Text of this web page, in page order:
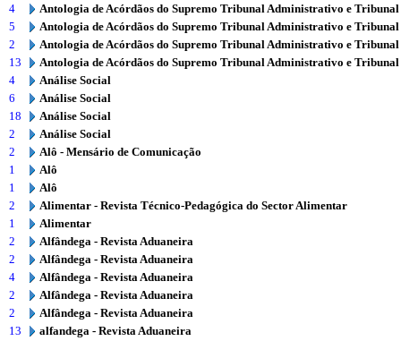
4
Antologia de Acórdãos do Supremo Tribunal Administrativo e
5
Antologia de Acórdãos do Supremo Tribunal Administrativo e
2
Antologia de Acórdãos do Supremo Tribunal Administrativo e
13
Antologia de Acórdãos do Supremo Tribunal Administrativo e
4
Análise Social
6
Análise Social
18
Análise Social
2
Análise Social
2
Alô - Mensário de Comunicação
1
Alô
1
Alô
2
Alimentar - Revista Técnico-Pedagógica do Sector Alimentar
1
Alimentar
2
Alfândega - Revista Aduaneira
2
Alfândega - Revista Aduaneira
4
Alfândega - Revista Aduaneira
2
Alfândega - Revista Aduaneira
2
Alfândega - Revista Aduaneira
13
alfandega - Revista Aduaneira